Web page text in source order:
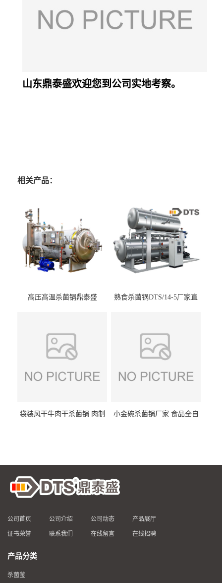
山东鼎泰盛欢迎您到公司实地考察。
相关产品：
高压高温杀菌锅鼎泰盛
熟食杀菌锅DTS/14-5厂家直
袋装风干牛肉干杀菌锅 肉制
小金碗杀菌锅厂家 食品全自
公司首页 公司介绍 公司动态 产品展厅
证书荣誉 联系我们 在线留言 在线招聘
产品分类
杀菌釜